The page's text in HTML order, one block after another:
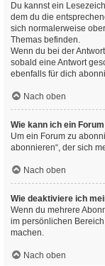
Du kannst ein
dem du die
sich normalerweise
Themas befinden.
Wenn du bei der
sobald eine Antwort
ebenfalls für dich
Nach oben
Wie kann ich ein
Um ein Forum zu
abonnieren“, der sich
Nach oben
Wie deaktiviere ich
Wenn du mehrere
im persönlichen Bereich
machen.
Nach oben